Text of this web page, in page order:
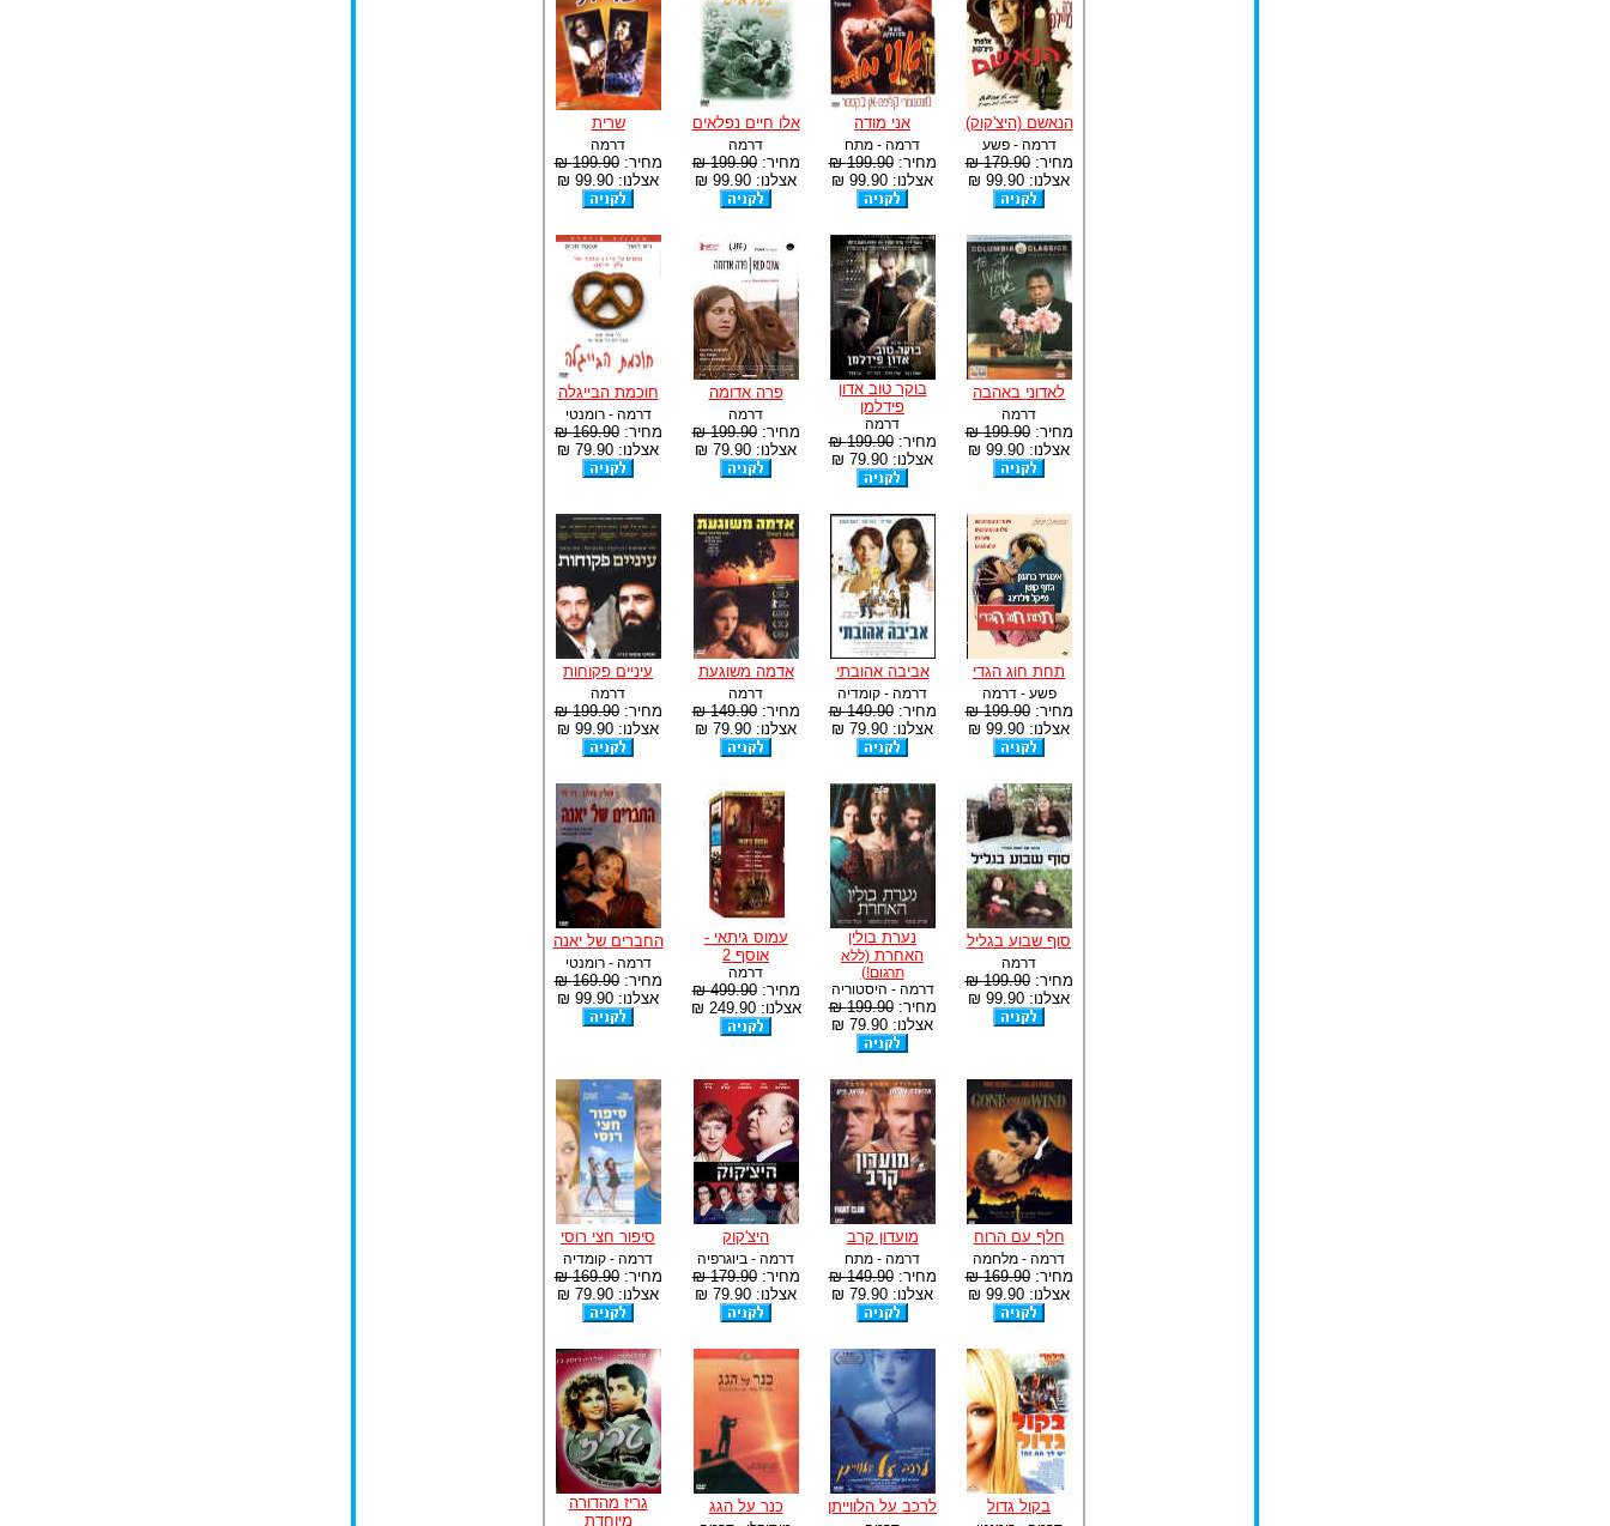
הנאשם (היצ'קוק)
דרמה - פשע
מחיר:179.90 ₪
אצלנו: 99.90 ₪
אני מודה
דרמה - מתח
מחיר:199.90 ₪
אצלנו: 99.90 ₪
אלו חיים נפלאים
דרמה
מחיר:199.90 ₪
אצלנו: 99.90 ₪
שרית
דרמה
מחיר:199.90 ₪
אצלנו: 99.90 ₪
לאדוני באהבה
דרמה
מחיר:199.90 ₪
אצלנו: 99.90 ₪
בוקר טוב אדון
פידלמן
דרמה
מחיר:199.90 ₪
אצלנו: 79.90 ₪
פרה אדומה
דרמה
מחיר:199.90 ₪
אצלנו: 79.90 ₪
חוכמת הבייגלה
דרמה - רומנטי
מחיר:169.90 ₪
אצלנו: 79.90 ₪
תחת חוג הגדי
פשע - דרמה
מחיר:199.90 ₪
אצלנו: 99.90 ₪
אביבה אהובתי
דרמה - קומדיה
מחיר:149.90 ₪
אצלנו: 79.90 ₪
אדמה משוגעת
דרמה
מחיר:149.90 ₪
אצלנו: 79.90 ₪
עיניים פקוחות
דרמה
מחיר:199.90 ₪
אצלנו: 99.90 ₪
סוף שבוע בגליל
דרמה
מחיר:199.90 ₪
אצלנו: 99.90 ₪
נערת בולין
האחרת (ללא
תרגום!)
דרמה - היסטוריה
מחיר:199.90 ₪
אצלנו: 79.90 ₪
עמוס גיתאי -
אוסף 2
דרמה
מחיר:499.90 ₪
אצלנו: 249.90 ₪
החברים של יאנה
דרמה - רומנטי
מחיר:169.90 ₪
אצלנו: 99.90 ₪
חלף עם הרוח
דרמה - מלחמה
מחיר:169.90 ₪
אצלנו: 99.90 ₪
מועדון קרב
דרמה - מתח
מחיר:149.90 ₪
אצלנו: 79.90 ₪
היצ'קוק
דרמה - ביוגרפיה
מחיר:179.90 ₪
אצלנו: 79.90 ₪
סיפור חצי רוסי
דרמה - קומדיה
מחיר:169.90 ₪
אצלנו: 79.90 ₪
בקול גדול לרכב על הלווייתן כנר על הגג
גריז מהדורה
מיוחדת